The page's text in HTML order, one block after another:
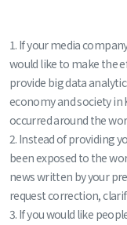
1. If your media
would like to make the
provide big data
economy and society in
occurred around the
2. Instead of providing
been exposed to the
news written by your
request correction,
3. If you would like